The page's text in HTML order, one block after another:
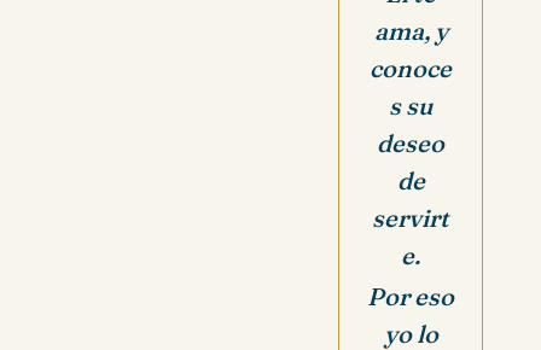
ama, y
conoce
s su
deseo
de
servirt
e.
Por eso
yo lo